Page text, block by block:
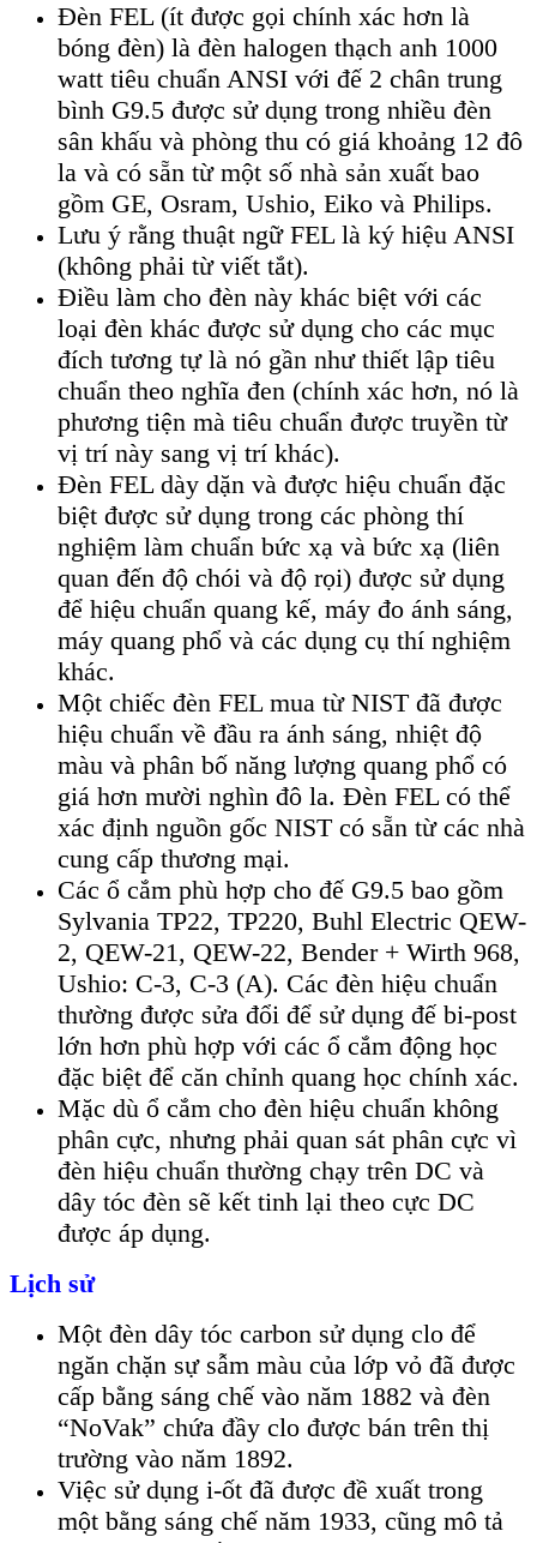
Đèn FEL (ít được gọi chính xác hơn là
bóng đèn) là đèn halogen thạch anh 1000
watt tiêu chuẩn ANSI với đế 2 chân trung
bình G9.5 được sử dụng trong nhiều đèn
sân khấu và phòng thu có giá khoảng 12 đô
la và có sẵn từ một số nhà sản xuất bao
gồm GE, Osram, Ushio, Eiko và Philips.
Lưu ý rằng thuật ngữ FEL là ký hiệu ANSI
(không phải từ viết tắt).
Điều làm cho đèn này khác biệt với các
loại đèn khác được sử dụng cho các mục
đích tương tự là nó gần như thiết lập tiêu
chuẩn theo nghĩa đen (chính xác hơn, nó là
phương tiện mà tiêu chuẩn được truyền từ
vị trí này sang vị trí khác).
Đèn FEL dày dặn và được hiệu chuẩn đặc
biệt được sử dụng trong các phòng thí
nghiệm làm chuẩn bức xạ và bức xạ (liên
quan đến độ chói và độ rọi) được sử dụng
để hiệu chuẩn quang kế, máy đo ánh sáng,
máy quang phổ và các dụng cụ thí nghiệm
khác.
Một chiếc đèn FEL mua từ NIST đã được
hiệu chuẩn về đầu ra ánh sáng, nhiệt độ
màu và phân bố năng lượng quang phổ có
giá hơn mười nghìn đô la. Đèn FEL có thể
xác định nguồn gốc NIST có sẵn từ các nhà
cung cấp thương mại.
Các ổ cắm phù hợp cho đế G9.5 bao gồm
Sylvania TP22, TP220, Buhl Electric QEW-
2, QEW-21, QEW-22, Bender + Wirth 968,
Ushio: C-3, C-3 (A). Các đèn hiệu chuẩn
thường được sửa đổi để sử dụng đế bi-post
lớn hơn phù hợp với các ổ cắm động học
đặc biệt để căn chỉnh quang học chính xác.
Mặc dù ổ cắm cho đèn hiệu chuẩn không
phân cực, nhưng phải quan sát phân cực vì
đèn hiệu chuẩn thường chạy trên DC và
dây tóc đèn sẽ kết tinh lại theo cực DC
được áp dụng.
Lịch sử
Một đèn dây tóc carbon sử dụng clo để
ngăn chặn sự sẫm màu của lớp vỏ đã được
cấp bằng sáng chế vào năm 1882 và đèn
“NoVak” chứa đầy clo được bán trên thị
trường vào năm 1892.
Việc sử dụng i-ốt đã được đề xuất trong
một bằng sáng chế năm 1933, cũng mô tả